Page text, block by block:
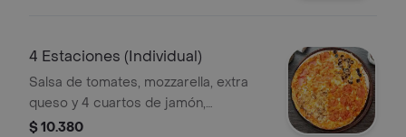
4 Estaciones (Individual)
Salsa de tomates, mozzarella, extra
queso y 4 cuartos de jamón,
champiñon, aceitunas negras y
$ 10.380